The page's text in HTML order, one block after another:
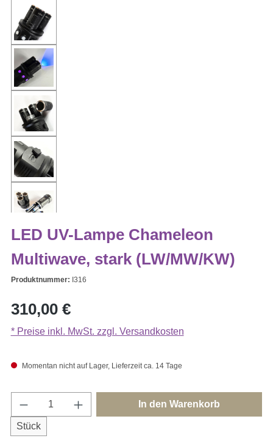
LED UV-Lampe Chameleon
Multiwave, stark (LW/MW/KW)
Produktnummer: I316
Regulärer Preis:
310,00 €
* Preise inkl. MwSt. zzgl. Versandkosten
Momentan nicht auf Lager, Lieferzeit ca. 14 Tage
Produkt Anzahl: Gib den gewünschten
Stück
In den Warenkorb